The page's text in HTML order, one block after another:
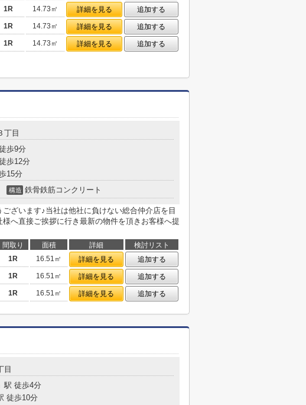
1R 14.73㎡ 詳細を見る
追加する
1R 14.73㎡ 詳細を見る
追加する
1R 14.73㎡ 詳細を見る 追加する
丁目
歩9分
歩12分
15分
構造 鉄骨鉄筋コンクリート
ざいます♪当社は他社に負けない総合仲介店を目
へ直接ご挨拶に行き最新の物件を頂きお客様へ提
間取り 面積 詳細
検討リスト
1R 16.51㎡ 詳細を見る
追加する
1R 16.51㎡ 詳細を見る
追加する
1R 16.51㎡ 詳細を見る 追加する
目
駅 徒歩4分
徒歩10分